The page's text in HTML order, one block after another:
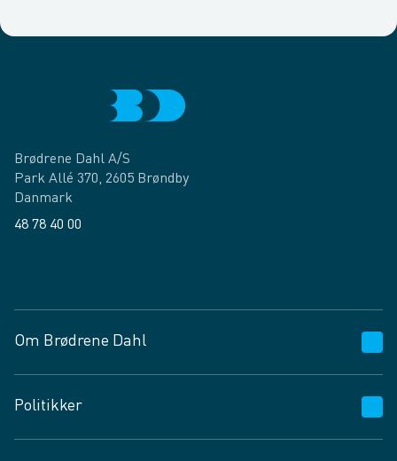
Brødrene Dahl A/S
Park Allé 370, 2605 Brøndby
Danmark
48 78 40 00
Om Brødrene Dahl
Vagttelefon 30 10 89 89
Spørgsmål og svar
Politikker